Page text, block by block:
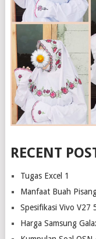
RECENT
Tugas Excel 1
Manfaat Buah
Spesifikasi Vivo V27
Harga Samsung